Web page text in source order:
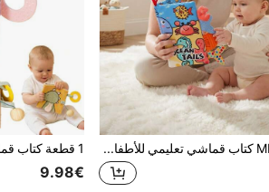
MINKOJA كتاب قماشي تعليمي للأطفال للتعلم المبكر مع ذيول، كتاب أطفال، كتاب مقاوم للتمزق، كتاب قماشي تعليمي وتفاعلي، عيد الفصح، هدية عيد الفصح، عيد الأطفال، ألعاب أطفال، كتب أطفال، كتب قماشية ناعمة للأطفال
9.98€